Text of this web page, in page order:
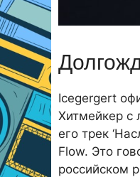
Icegergert
Хитмейкер с
его трек
Flow. Это
российском